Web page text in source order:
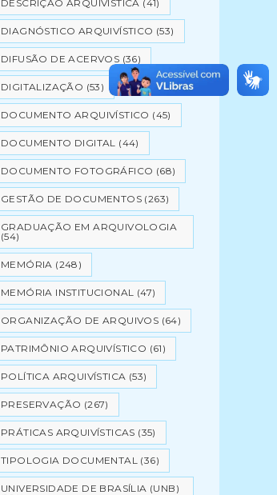
DESCRIÇÃO ARQUIVÍSTICA (41)
DIAGNÓSTICO ARQUIVÍSTICO (53)
DIFUSÃO DE ACERVOS (36)
DIGITALIZAÇÃO (53)
DOCUMENTO ARQUIVÍSTICO (45)
DOCUMENTO DIGITAL (44)
DOCUMENTO FOTOGRÁFICO (68)
GESTÃO DE DOCUMENTOS (263)
GRADUAÇÃO EM ARQUIVOLOGIA
(54)
MEMÓRIA (248)
MEMÓRIA INSTITUCIONAL (47)
ORGANIZAÇÃO DE ARQUIVOS (64)
PATRIMÔNIO ARQUIVÍSTICO (61)
POLÍTICA ARQUIVÍSTICA (53)
PRESERVAÇÃO (267)
PRÁTICAS ARQUIVÍSTICAS (35)
TIPOLOGIA DOCUMENTAL (36)
UNIVERSIDADE DE BRASÍLIA (UNB)